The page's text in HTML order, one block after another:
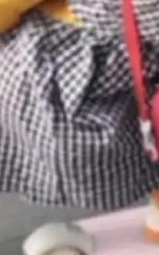
面对的新
了两项：
从PoC走
应用...
深色主题
示——bool
模式、浅
义的组
。要知道
校验、或
，两个
又一
厂都在
在 Twitte
Cloudfla
其他所
它不一
年前的
在 Cloudf
建的平台
十年秘密
分
新开源项
程。 设
SQLite
S3 兼容
协调——
象自带一
个数据
被消除
。当 cel
夺
列
件成本暴
速度明显
规格除开
机器，
No
，一
作的版